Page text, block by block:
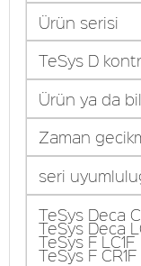
Ürün serisi
TeSys D
Ürün ya da
Zaman
seri
TeSys Deca
TeSys Deca
TeSys F LC1F
TeSys F CR1F